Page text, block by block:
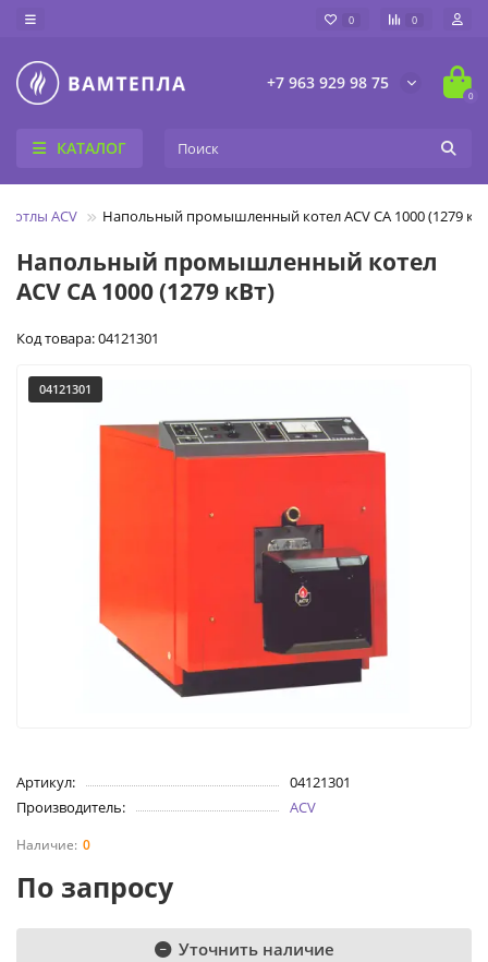
0 0
+7 963 929 98 75
0
КАТАЛОГ
ACV Напольный промышленный котел ACV CA 1000 (1279
Напольный промышленный котел
ACV CA 1000 (1279 кВт)
Код товара: 04121301
04121301
Артикул:
04121301
Производитель:
ACV
0
По запросу
Уточнить наличие